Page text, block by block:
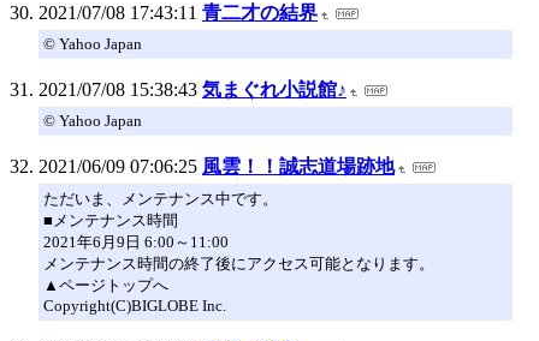
2021/07/08 17:43:11 青二才の結界
© Yahoo Japan
2021/07/08 15:38:43 気まぐれ小説館♪
© Yahoo Japan
2021/06/09 07:06:25 風雲！！誠志道場跡地
ただいま、メンテナンス中です。
■メンテナンス時間
2021年6月9日 6:00～11:00
メンテナンス時間の終了後にアクセス可能となります。
▲ページトップへ
Copyright(C)BIGLOBE Inc.